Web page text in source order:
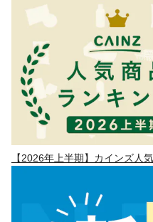
【2026年上半期】カインズ人